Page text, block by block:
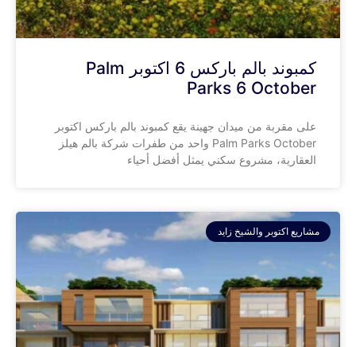
كمبوند بالم باركس 6 اكتوبر Palm
Parks 6 October
على مقربة من ميدان جهينة يقع كمبوند بالم باركس اكتوبر
Palm Parks October واحد من طفرات شركة بالم هيلز
العقارية، مشروع سكني يمثل أفضل أحياء
مشاريع اكتوبر والشيخ زايد